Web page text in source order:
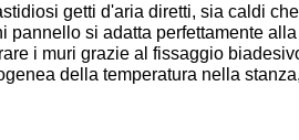
getti d'aria diretti, sia caldi
si adatta perfettamente
i muri grazie al fissaggio
della temperatura nella